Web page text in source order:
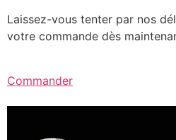
Laissez-vous tenter par nos
votre commande dès
Commander